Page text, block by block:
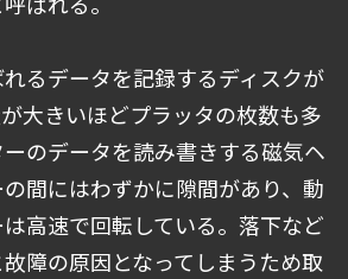
るデータを記録するディスクが
大きいほどプラッタの枚数も多
のデータを読み書きする磁気ヘ
間にはわずかに隙間があり、動
高速で回転している。落下など
障の原因となってしまうため取